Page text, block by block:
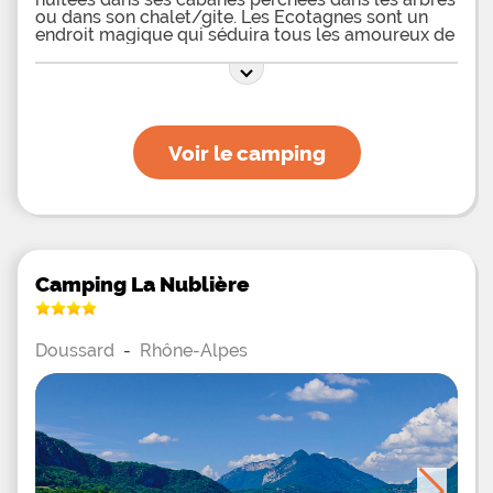
ou dans son chalet/gite. Les Ecotagnes sont un
endroit magique qui séduira tous les amoureux de
serein, vous y dégusterez de délicieux plats
savoyards en contemplant la chaîne des Aravis, un
Voir le camping
Camping La Nublière
Doussard - Rhône-Alpes